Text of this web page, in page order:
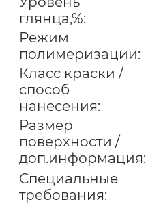
глянца,%:
Режим
полимеризации:
Класс краски /
способ
нанесения:
Размер
поверхности /
доп.информация:
Специальные
требования: